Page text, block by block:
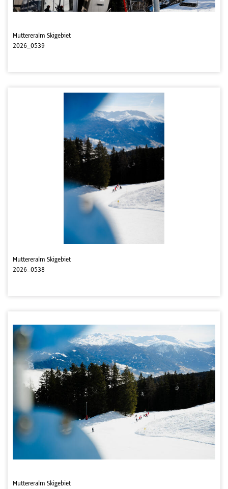
Muttereralm Skigebiet
2026_0539
Muttereralm Skigebiet
2026_0538
Muttereralm Skigebiet